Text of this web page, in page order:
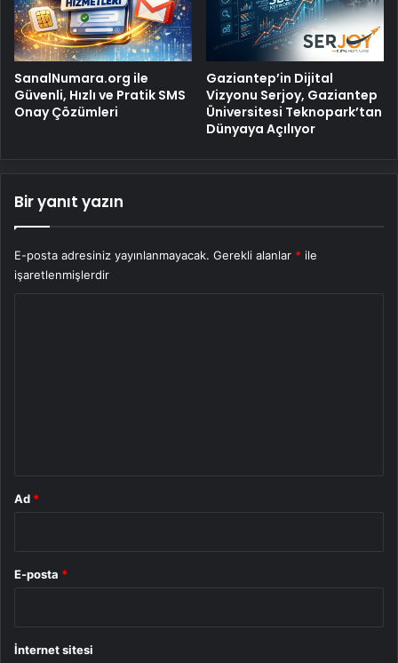
SanalNumara.org ile
Güvenli, Hızlı ve Pratik SMS
Onay Çözümleri
Gaziantep’in Dijital
Vizyonu Serjoy, Gaziantep
Üniversitesi Teknopark’tan
Dünyaya Açılıyor
Bir yanıt yazın
E-posta adresiniz yayınlanmayacak. Gerekli alanlar * ile
işaretlenmişlerdir
Ad *
E-posta *
İnternet sitesi